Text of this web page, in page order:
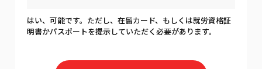
はい、可能です。ただし、在留カード、もしくは就労資格証
明書かパスポートを提示していただく必要があります。